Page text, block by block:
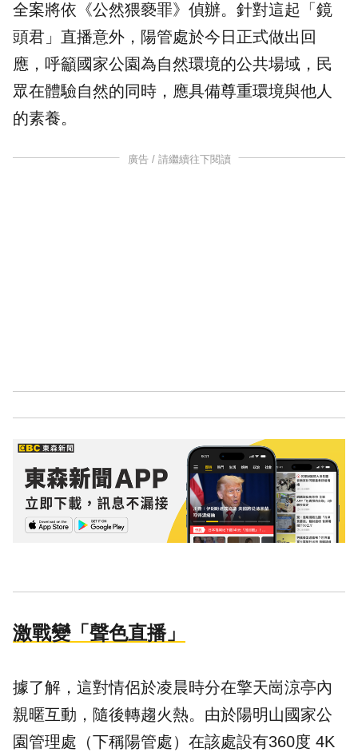
全案將依《公然猥褻罪》偵辦。針對這起「鏡
頭君」直播意外， 陽管處於今日正式做出回
應，呼籲國家公園為自然環境的公共場域，民
眾在體驗自然的同時，應具備尊重環境與他人
的素養。
廣告 / 請繼續往下閱讀
激戰變「聲色直播」
據了解，這對情侶於凌晨時分在擎天崗涼亭內
親暱互動，隨後轉趨火熱。由於陽明山國家公
園管理處（下稱陽管處）在該處設有360度 4K